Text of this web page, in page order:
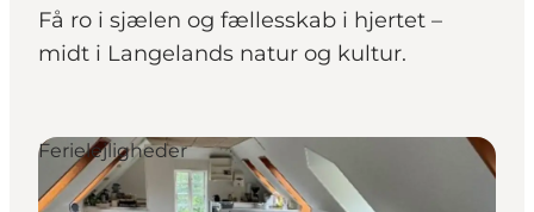
Få ro i sjælen og fællesskab i hjertet –
midt i Langelands natur og kultur.
Ferielejligheder